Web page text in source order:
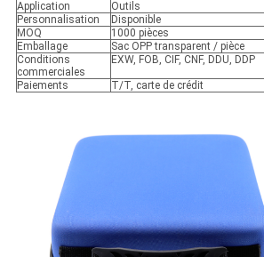
Application
Outils
Personnalisation
Disponible
MOQ
1000 pièces
Emballage
Sac OPP transparent / pièce
Conditions
commerciales
EXW, FOB, CIF, CNF, DDU, DDP
Paiements T/T, carte de crédit